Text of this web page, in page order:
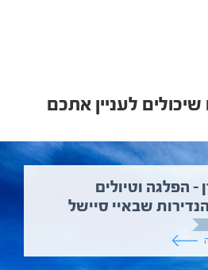
שיכולים לעניין אתכם
– הפלגה וטיולים
שבאיי סיישל